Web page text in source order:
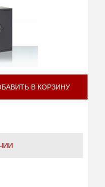
В КОРЗИНУ